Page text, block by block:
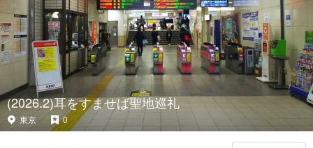
(2026.2)耳をすませば聖地巡礼
東京 0